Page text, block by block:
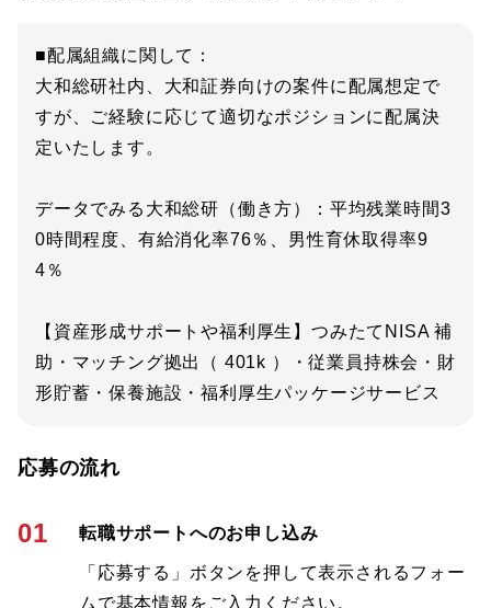
■配属組織に関して：
大和総研社内、大和証券向けの案件に配属想定で
すが、ご経験に応じて適切なポジションに配属決
定いたします。
データでみる大和総研（働き方）：平均残業時間3
0時間程度、有給消化率76％、男性育休取得率9
4％
【資産形成サポートや福利厚生】つみたてNISA 補
助・マッチング拠出（ 401k ）・従業員持株会・財
形貯蓄・保養施設・福利厚生パッケージサービス
応募の流れ
01 転職サポートへのお申し込み
「応募する」ボタンを押して表示されるフォー
ムで基本情報をご入力ください。